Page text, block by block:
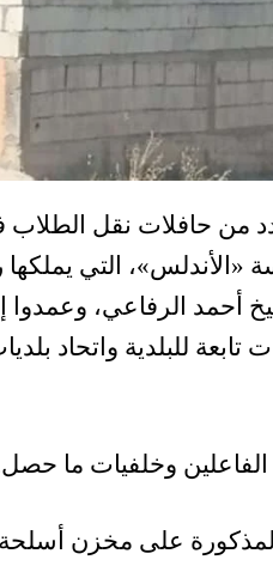
من حافلات نقل
التي
أحمد الرفاعي، وعمدوا
تابعة للبلدية واتحاد
الفاعلين وخلفيات ما
على مخزن